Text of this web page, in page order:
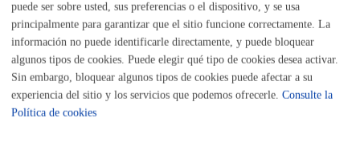
Trabajo o busco trabajo
Busco empleo o quiero cambiar de empleo
puede ser sobre usted, sus preferencias o el dispositivo, y se usa
principalmente para garantizar que el sitio funcione correctamente. La
información no puede identificarle directamente, y puede bloquear
algunos tipos de cookies. Puede elegir qué tipo de cookies desea activar.
Sin embargo, bloquear algunos tipos de cookies puede afectar a su
experiencia del sitio y los servicios que podemos ofrecerle. Consulte la
Política de cookies